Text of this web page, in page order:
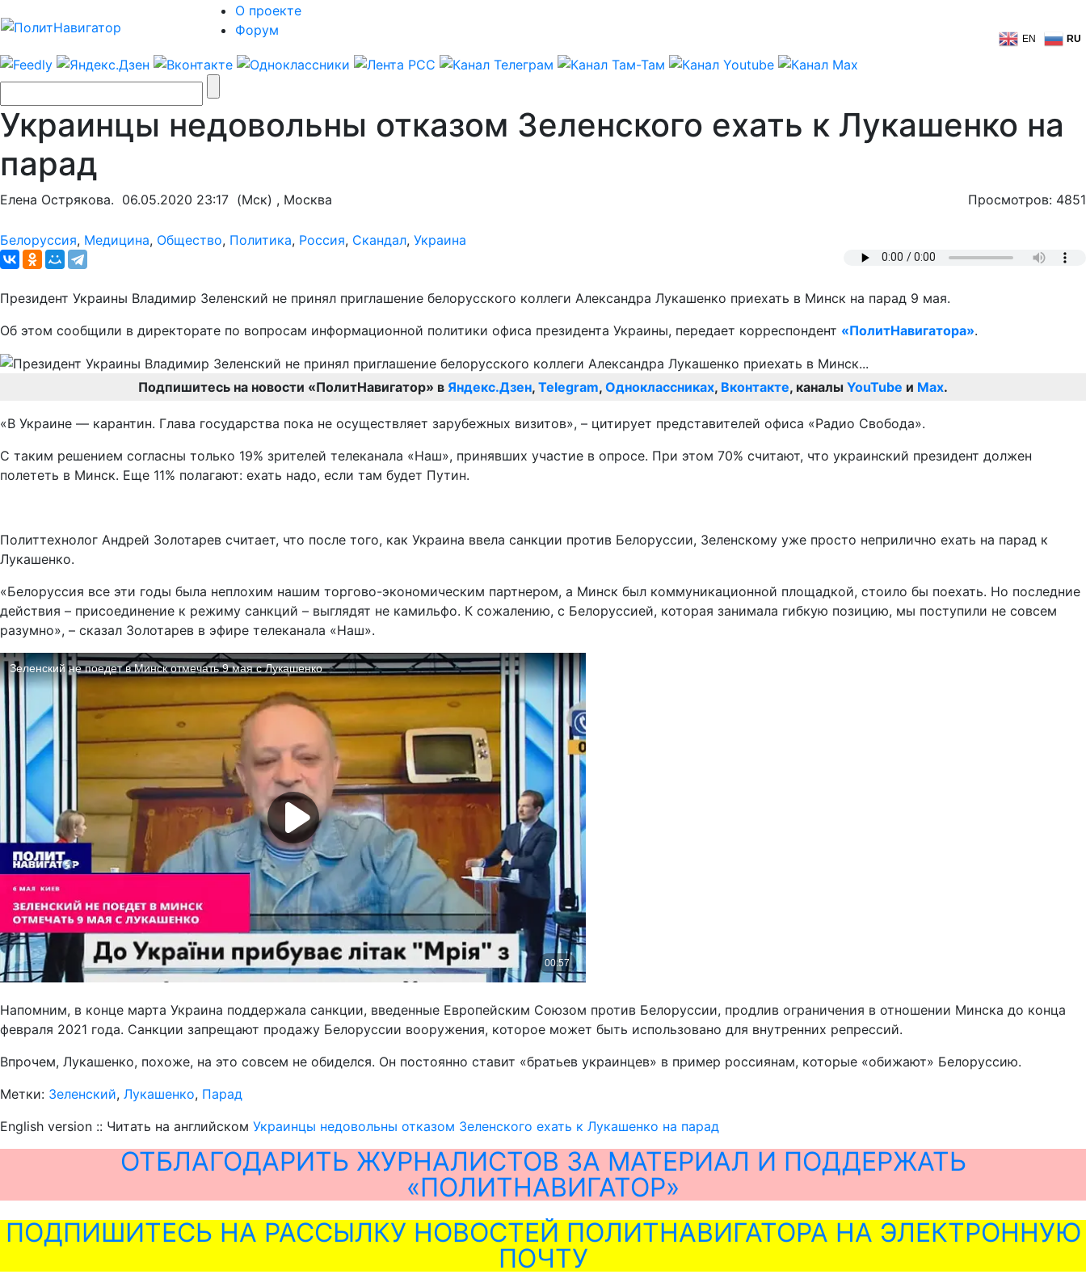
О проекте
Форум
EN RU
Украинцы недовольны отказом Зеленского ехать к Лукашенко на
парад
Елена Острякова. 06.05.2020 23:17 (Мск) , Москва Просмотров: 4851
Белоруссия, Медицина, Общество, Политика, Россия, Скандал, Украина
Президент Украины Владимир Зеленский не принял приглашение белорусского коллеги Александра Лукашенко приехать в Минск на парад 9 мая.
Об этом сообщили в директорате по вопросам информационной политики офиса президента Украины, передает корреспондент «ПолитНавигатора».
Подпишитесь на новости «ПолитНавигатор» в Яндекс.Дзен, Telegram, Одноклассниках, Вконтакте, каналы YouTube и Max.
«В Украине — карантин. Глава государства пока не осуществляет зарубежных визитов», – цитирует представителей офиса «Радио Свобода».
С таким решением согласны только 19% зрителей телеканала «Наш», принявших участие в опросе. При этом 70% считают, что украинский президент должен
полететь в Минск. Еще 11% полагают: ехать надо, если там будет Путин.
Политтехнолог Андрей Золотарев считает, что после того, как Украина ввела санкции против Белоруссии, Зеленскому уже просто неприлично ехать на парад к
Лукашенко.
«Белоруссия все эти годы была неплохим нашим торгово-экономическим партнером, а Минск был коммуникационной площадкой, стоило бы поехать. Но последние
действия – присоединение к режиму санкций – выглядят не камильфо. К сожалению, с Белоруссией, которая занимала гибкую позицию, мы поступили не совсем
разумно», – сказал Золотарев в эфире телеканала «Наш».
Напомним, в конце марта Украина поддержала санкции, введенные Европейским Союзом против Белоруссии, продлив ограничения в отношении Минска до конца
февраля 2021 года. Санкции запрещают продажу Белоруссии вооружения, которое может быть использовано для внутренних репрессий.
Впрочем, Лукашенко, похоже, на это совсем не обиделся. Он постоянно ставит «братьев украинцев» в пример россиянам, которые «обижают» Белоруссию.
Метки: Зеленский, Лукашенко, Парад
English version :: Читать на английском Украинцы недовольны отказом Зеленского ехать к Лукашенко на парад
ОТБЛАГОДАРИТЬ ЖУРНАЛИСТОВ ЗА МАТЕРИАЛ И ПОДДЕРЖАТЬ
«ПОЛИТНАВИГАТОР»
ПОДПИШИТЕСЬ НА РАССЫЛКУ НОВОСТЕЙ ПОЛИТНАВИГАТОРА НА ЭЛЕКТРОННУЮ
ПОЧТУ